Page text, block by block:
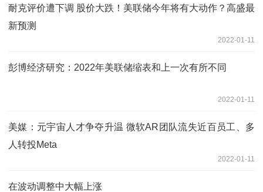
耐克评价遭下调 股价大跌！美联储今年将有大动作？高盛最
新预测
2022-01-11
彭博经济研究：2022年美联储缩表和上一次有所不同
2022-01-11
美媒：元宇宙人才争夺升温 微软AR团队流失近百员工、多
人转投Meta
2022-01-11
在波动调整中大幅上涨